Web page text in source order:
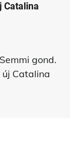
Catalina
gond.
Catalina